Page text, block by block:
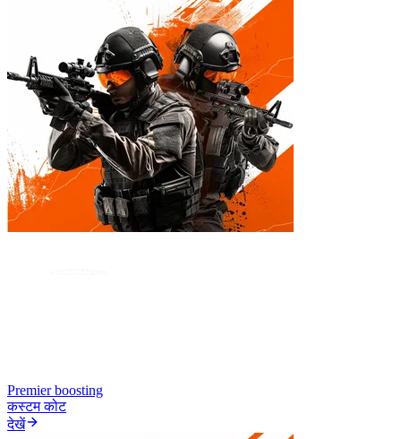
Premier boosting
कस्टम कोट
देखें